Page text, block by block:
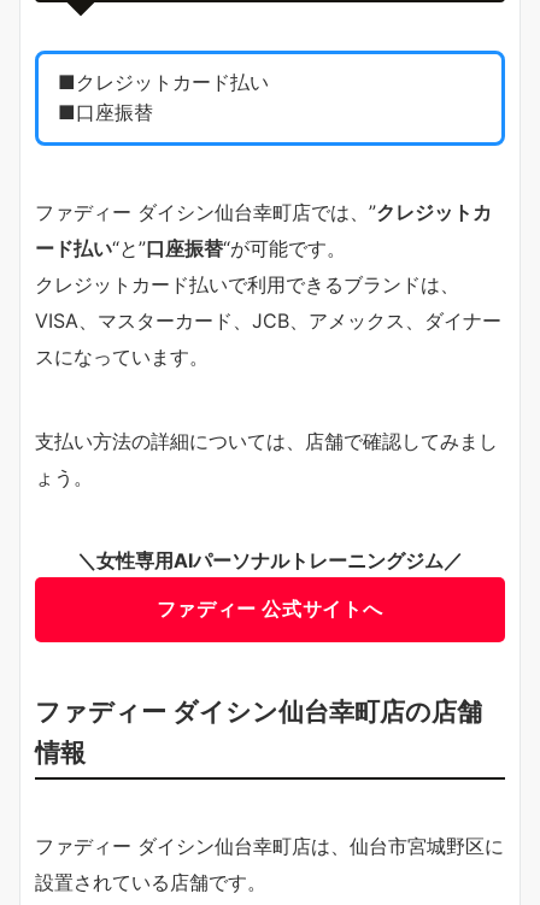
■クレジットカード払い
■口座振替
ファディー ダイシン仙台幸町店では、”クレジットカ
ード払い“と”口座振替“が可能です。
クレジットカード払いで利用できるブランドは、
VISA、マスターカード、JCB、アメックス、ダイナー
スになっています。
支払い方法の詳細については、店舗で確認してみまし
ょう。
＼女性専用AIパーソナルトレーニングジム／
ファディー 公式サイトへ
ファディー ダイシン仙台幸町店の店舗
情報
ファディー ダイシン仙台幸町店は、仙台市宮城野区に
設置されている店舗です。